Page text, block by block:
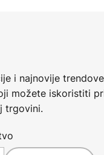
i najnovije
možete iskoristiti
trgovini.